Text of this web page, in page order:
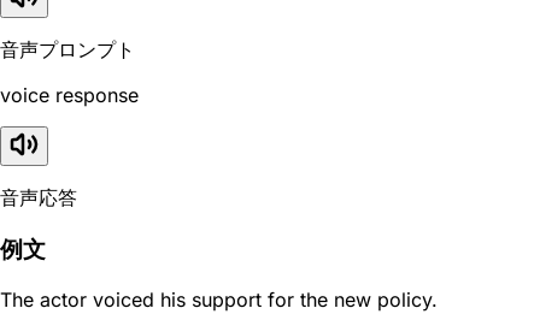
音声プロンプト
voice response
音声応答
例文
The actor voiced his support for the new policy.